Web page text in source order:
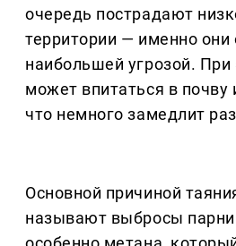
очередь пострадают
территории — именно они
наибольшей угрозой.
может впитаться в почву
что немного замедлит
Основной причиной
называют выбросы